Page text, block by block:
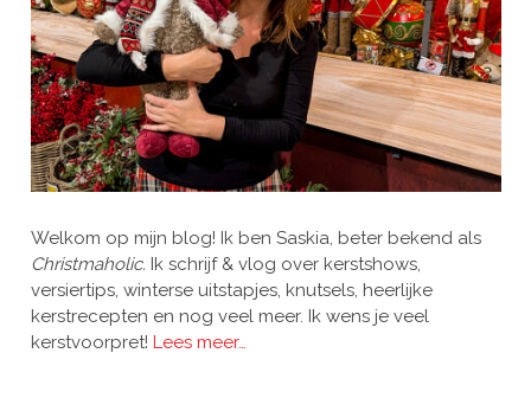
Welkom op mijn blog! Ik ben Saskia, beter bekend als
Christmaholic. Ik schrijf & vlog over kerstshows,
versiertips, winterse uitstapjes, knutsels, heerlijke
kerstrecepten en nog veel meer. Ik wens je veel
kerstvoorpret! Lees meer…